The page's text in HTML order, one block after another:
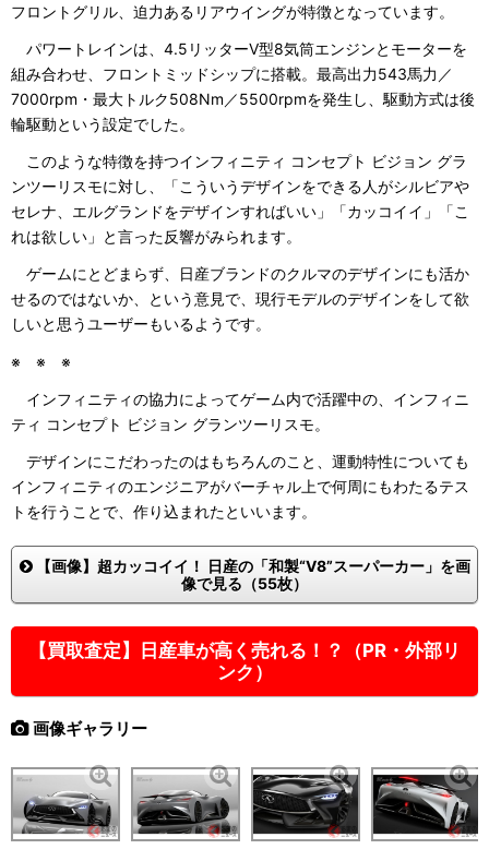
フロントグリル、迫力あるリアウイングが特徴となっています。
パワートレインは、4.5リッターV型8気筒エンジンとモーターを
組み合わせ、フロントミッドシップに搭載。最高出力543馬力／
7000rpm・最大トルク508Nm／5500rpmを発生し、駆動方式は後
輪駆動という設定でした。
このような特徴を持つインフィニティ コンセプト ビジョン グラ
ンツーリスモに対し、「こういうデザインをできる人がシルビアや
セレナ、エルグランドをデザインすればいい」「カッコイイ」「こ
れは欲しい」と言った反響がみられます。
ゲームにとどまらず、日産ブランドのクルマのデザインにも活か
せるのではないか、という意見で、現行モデルのデザインをして欲
しいと思うユーザーもいるようです。
※ ※ ※
インフィニティの協力によってゲーム内で活躍中の、インフィニ
ティ コンセプト ビジョン グランツーリスモ。
デザインにこだわったのはもちろんのこと、運動特性についても
インフィニティのエンジニアがバーチャル上で何周にもわたるテス
トを行うことで、作り込まれたといいます。
【画像】超カッコイイ！ 日産の「和製“V8”スーパーカー」を画
像で見る（55枚）
【買取査定】日産車が高く売れる！？（PR・外部リ
ンク）
画像ギャラリー